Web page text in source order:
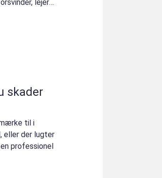
lejere
skader
til i
eller der lugter
professionel